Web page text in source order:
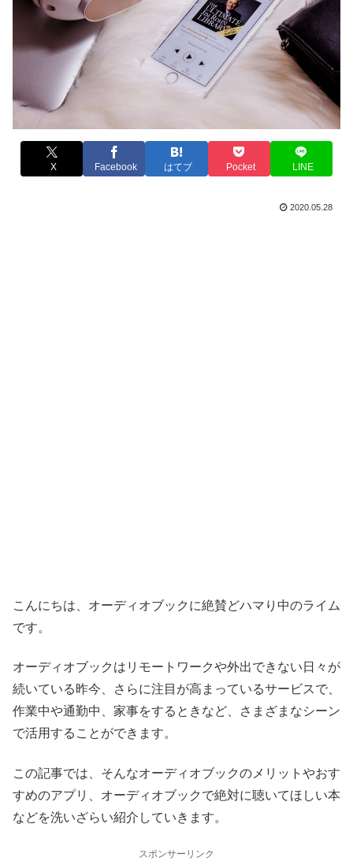
X Facebook はてブ Pocket LINE
2020.05.28
こんにちは、オーディオブックに絶賛どハマり中のライム
です。
オーディオブックはリモートワークや外出できない日々が
続いている昨今、さらに注目が高まっているサービスで、
作業中や通勤中、家事をするときなど、さまざまなシーン
で活用することができます。
この記事では、そんなオーディオブックのメリットやおす
すめのアプリ、オーディオブックで絶対に聴いてほしい本
などを洗いざらい紹介していきます。
スポンサーリンク